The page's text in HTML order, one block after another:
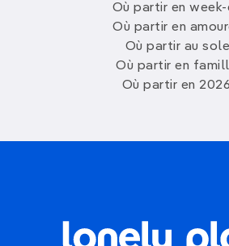
Où partir en week-
Où partir en
Où partir au
Où partir en
Où partir en